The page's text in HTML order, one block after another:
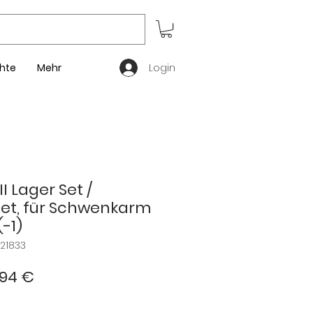
Login
Mehr
Lager Set /
für Schwenkarm
1)
€